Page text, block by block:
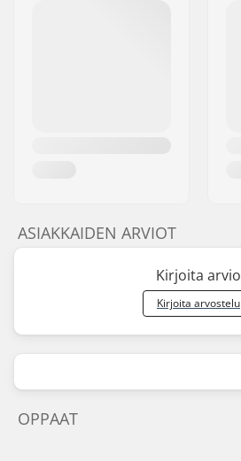
ASIAKKAIDEN ARVIOT
Kirjoita arvio
Kirjoita arvostelu
OPPAAT